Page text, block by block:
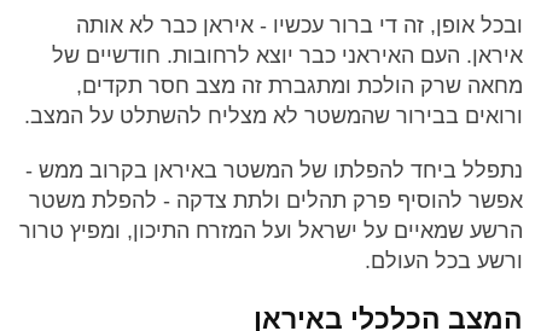
ובכל אופן, זה די ברור עכשיו - איראן כבר לא אותה
איראן. העם האיראני כבר יוצא לרחובות. חודשיים של
מחאה שרק הולכת ומתגברת זה מצב חסר תקדים,
ורואים בבירור שהמשטר לא מצליח להשתלט על המצב.
נתפלל ביחד להפלתו של המשטר באיראן בקרוב ממש -
אפשר להוסיף פרק תהלים ולתת צדקה - להפלת משטר
הרשע שמאיים על ישראל ועל המזרח התיכון, ומפיץ טרור
ורשע בכל העולם.
המצב הכלכלי באיראן